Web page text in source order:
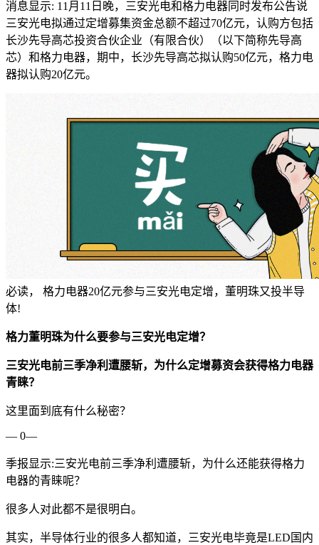
消息显示: 11月11日晚，三安光电和格力电器同时发布公告说
三安光电拟通过定增募集资金总额不超过70亿元，认购方包括
长沙先导高芯投资合伙企业（有限合伙）（以下简称先导高
芯）和格力电器，期中，长沙先导高芯拟认购50亿元，格力电
器拟认购20亿元。
必读， 格力电器20亿元参与三安光电定增，董明珠又投半导
体!
格力董明珠为什么要参与三安光电定增？
三安光电前三季净利遭腰斩，为什么定增募资会获得格力电器
青睐？
这里面到底有什么秘密？
— 0—
季报显示:三安光电前三季净利遭腰斩，为什么还能获得格力
电器的青睐呢？
很多人对此都不是很明白。
其实，半导体行业的很多人都知道，三安光电毕竟是LED国内